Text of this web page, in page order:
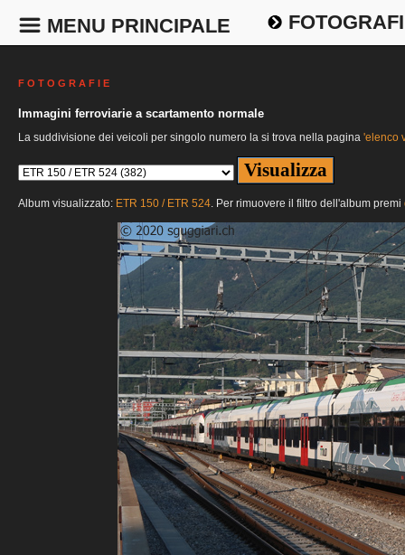
MENU PRINCIPALE
F O T O G R A F I E
Immagini ferroviarie a scartamento normale
La suddivisione dei veicoli per singolo numero la si trova nella pagina 'elenco
Album visualizzato: ETR 150 / ETR 524. Per rimuovere il filtro dell'album premi